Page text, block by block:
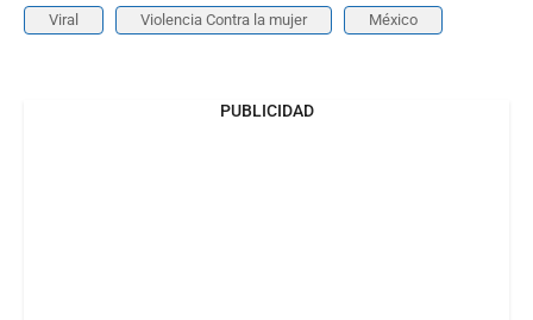
Viral Violencia Contra la mujer México
PUBLICIDAD